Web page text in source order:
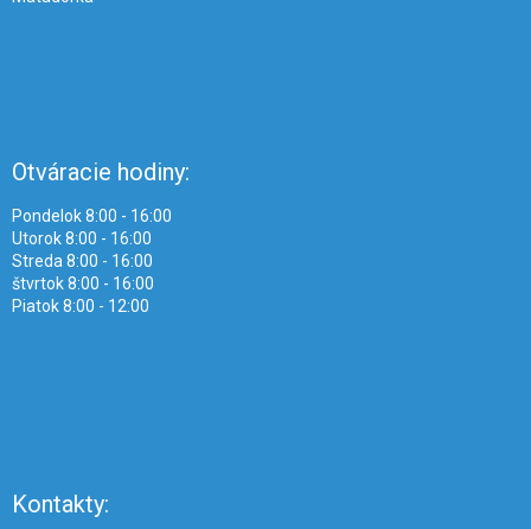
Otváracie hodiny:
Pondelok 8:00 - 16:00
Utorok 8:00 - 16:00
Streda 8:00 - 16:00
štvrtok 8:00 - 16:00
Piatok 8:00 - 12:00
Kontakty: